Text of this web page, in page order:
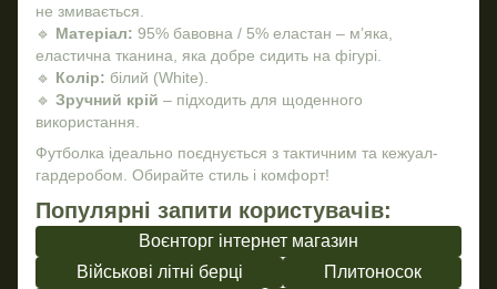
не змивається.
🔹 Матеріал: 95% бавовна / 5% еластан – м’яка,
еластична тканина, яка добре сидить на фігурі.
🔹 Колір: білий (White).
🔹 Зручний крій – підходить для щоденного
використання.
Футболка ідеально поєднується з тактичним та кежуал-
гардеробом. Обирайте стиль і комфорт!
Популярні запити користувачів:
Воєнторг інтернет магазин
Військові літні берці
Плитоносок